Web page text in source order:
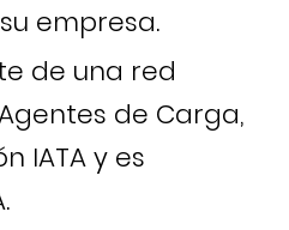
empresa.
de una red
de Carga,
IATA y es